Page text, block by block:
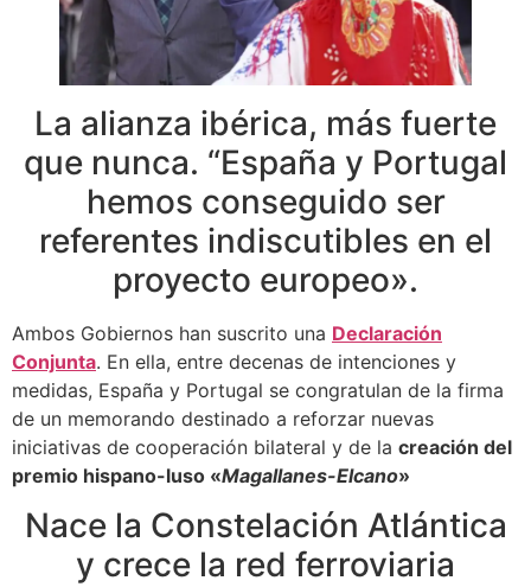
La alianza ibérica, más fuerte
que nunca. “España y Portugal
hemos conseguido ser
referentes indiscutibles en el
proyecto europeo».
Ambos Gobiernos han suscrito una Declaración
Conjunta. En ella, entre decenas de intenciones y
medidas, España y Portugal se congratulan de la firma
de un memorando destinado a reforzar nuevas
iniciativas de cooperación bilateral y de la creación del
premio hispano-luso «Magallanes-Elcano»
Nace la Constelación Atlántica
y crece la red ferroviaria